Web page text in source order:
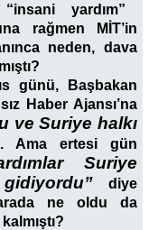
yardım”
rağmen MİT’in
neden, dava
günü, Başbakan
Haber Ajansı’na
ve Suriye halkı
Ama ertesi gün
Suriye
diye
arada ne oldu da